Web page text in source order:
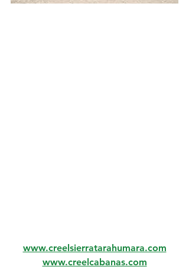
www.creelsierratarahumara.com
www.creelcabanas.com